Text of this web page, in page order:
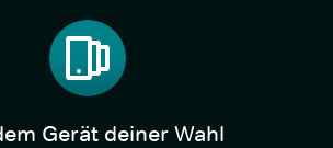
Gerät deiner Wahl